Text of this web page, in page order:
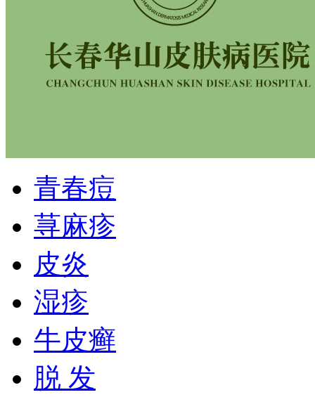
青春痘
荨麻疹
皮炎
湿疹
牛皮癣
脱 发